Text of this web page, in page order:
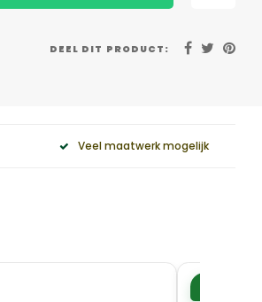
DEEL DIT PRODUCT:
Veel maatwerk mogelijk